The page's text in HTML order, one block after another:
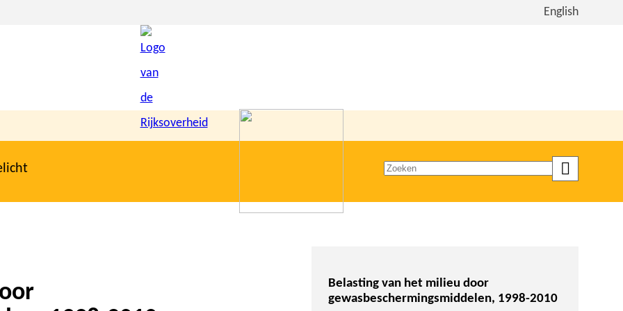
Bekijk
English
Zoeken
Belasting van het milieu door
gewasbeschermingsmiddelen, 1998-2010